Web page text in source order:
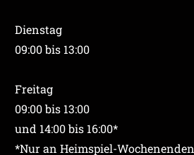
Dienstag
09:00 bis 13:00
Freitag
09:00 bis 13:00
und 14:00 bis 16:00*
*Nur an Heimspiel-Wochenenden